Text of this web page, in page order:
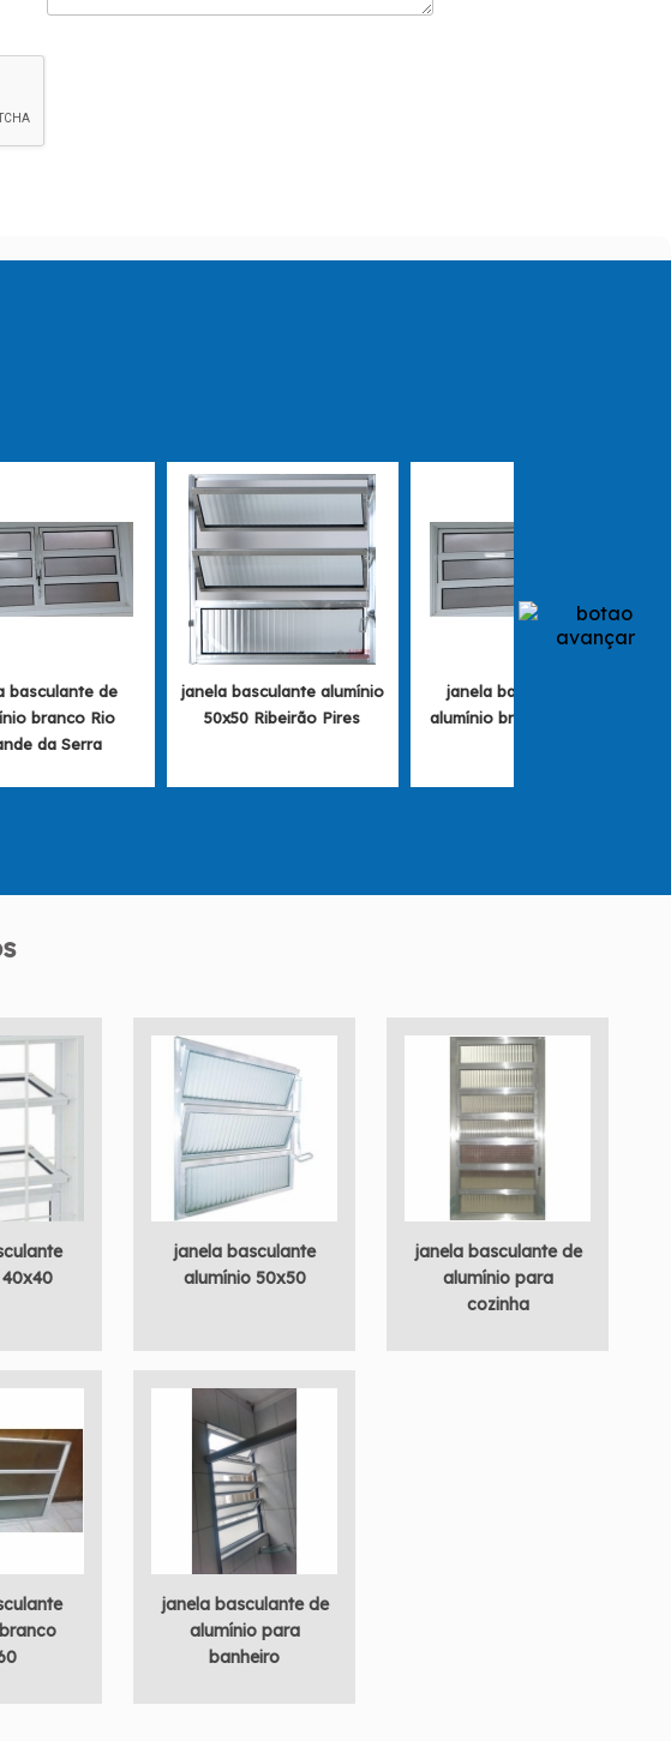
basculante de
branco Rio
da Serra
janela basculante alumínio
50x50 Ribeirão Pires
janela basculante de
alumínio branco Ipiranga
janela basculante
alumínio 50x50
janela basculante de
alumínio para
cozinha
janela basculante de
alumínio para
banheiro